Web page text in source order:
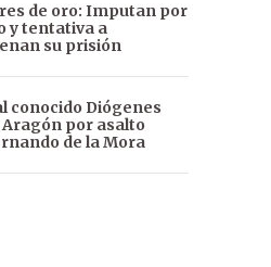
de oro: Imputan por
y tentativa a
su prisión
conocido Diógenes
por asalto
de la Mora